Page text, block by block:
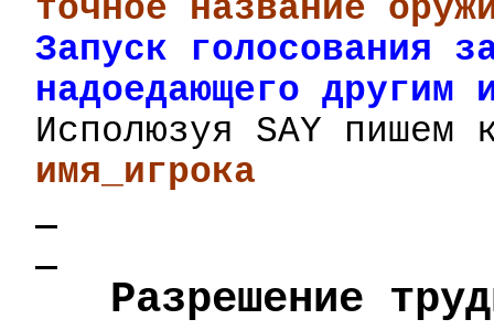
точное название
Запуск голосования
надоедающего другим
Исполюзуя
SAY
пишем
имя_игрока
Разрешение